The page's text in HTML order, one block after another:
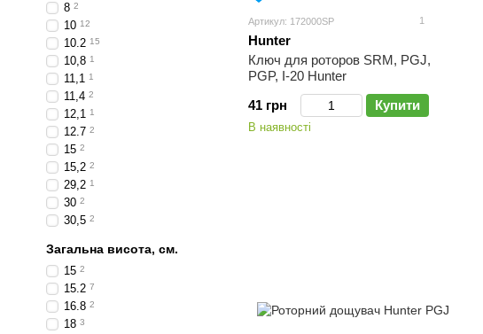
Артикул: 172000SP 1
Hunter
Ключ для роторов SRM, PGJ,
PGP, I-20 Hunter
41 грн
Купити
В наявності
8 2
10 12
10.2 15
10,8 1
11,1 1
11,4 2
12,1 1
12.7 2
15 2
15,2 2
29,2 1
30 2
30,5 2
Загальна висота, см.
15 2
15.2 7
16.8 2
18 3